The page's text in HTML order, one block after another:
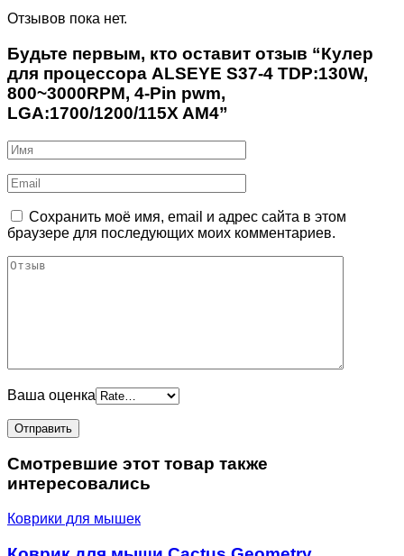
Отзывов пока нет.
Будьте первым, кто оставит отзыв “Кулер
для процессора ALSEYE S37-4 TDP:130W,
800~3000RPM, 4-Pin pwm,
LGA:1700/1200/115X AM4”
Сохранить моё имя, email и адрес сайта в этом
браузере для последующих моих комментариев.
Ваша оценка
Смотревшие этот товар также
интересовались
Коврики для мышек